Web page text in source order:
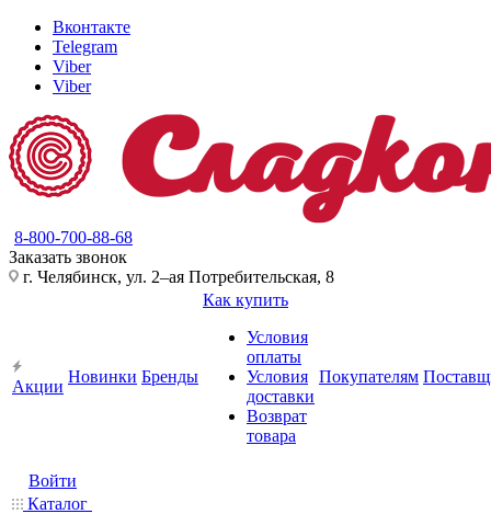
Вконтакте
Telegram
Viber
Viber
8-800-700-88-68
Заказать звонок
г. Челябинск, ул. 2–ая Потребительская, 8
Акции
Новинки Бренды
Как купить
Условия
оплаты
Условия
доставки
Возврат
товара
Покупателям
Войти
Каталог